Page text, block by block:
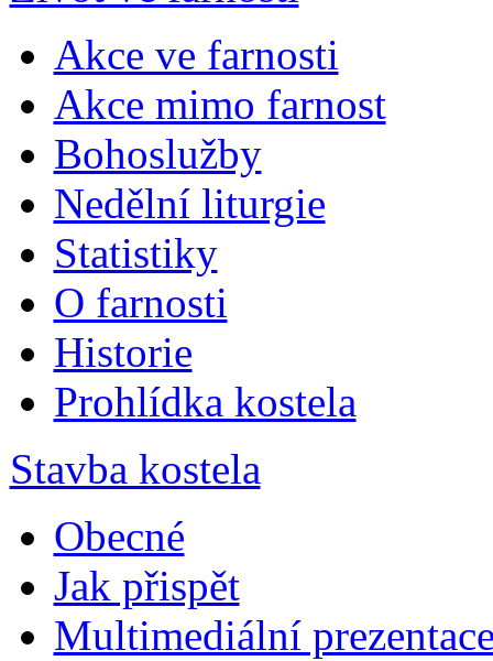
Akce ve farnosti
Akce mimo farnost
Bohoslužby
Nedělní liturgie
Statistiky
O farnosti
Historie
Prohlídka kostela
Stavba kostela
Obecné
Jak přispět
Multimediální